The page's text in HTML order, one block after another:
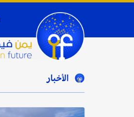
الأخبار